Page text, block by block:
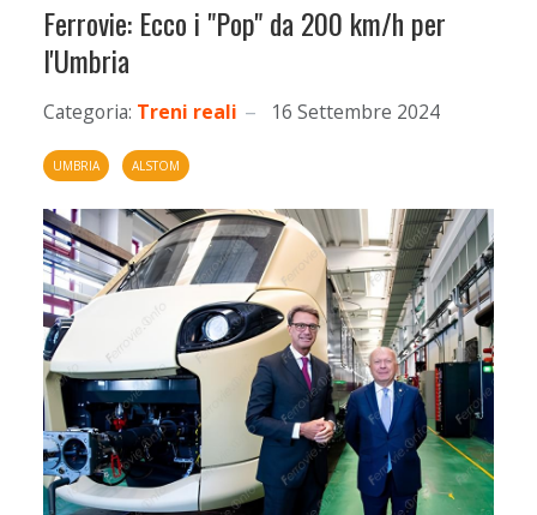
Ferrovie: Ecco i "Pop" da 200 km/h per
l'Umbria
Categoria: Treni reali 16 Settembre 2024
UMBRIA ALSTOM